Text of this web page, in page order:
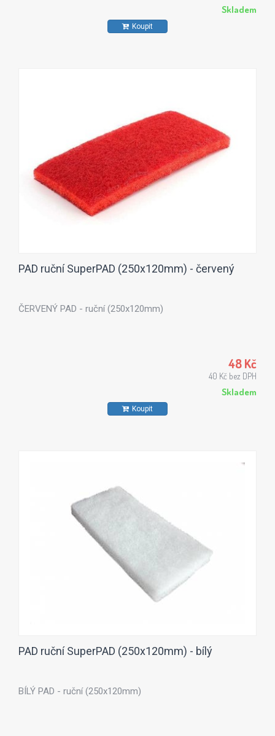
Skladem
Koupit
PAD ruční SuperPAD (250x120mm) - červený
ČERVENÝ PAD - ruční (250x120mm)
48 Kč
40 Kč bez DPH
Skladem
Koupit
PAD ruční SuperPAD (250x120mm) - bílý
BÍLÝ PAD - ruční (250x120mm)